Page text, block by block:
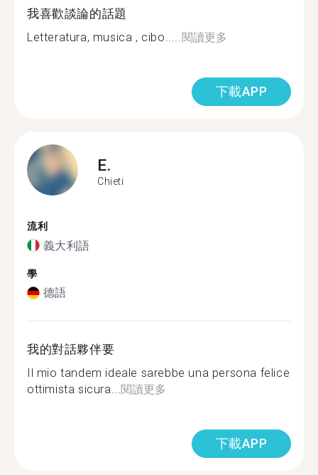
我喜歡談論的話題
Letteratura, musica , cibo.....閱讀更多
下載APP
E.
Chieti
流利
義大利語
學
德語
我的對話夥伴要
Il mio tandem ideale sarebbe una persona felice
ottimista sicura...閱讀更多
下載APP